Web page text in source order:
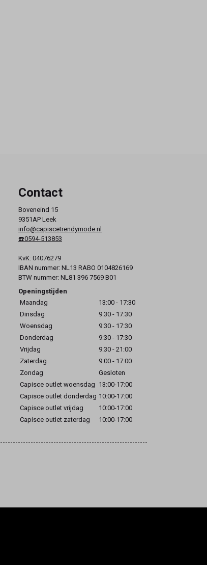
Contact
Boveneind 15
9351AP Leek
info@capiscetrendymode.nl
☎️0594-513853
KvK: 04076279
IBAN nummer: NL13 RABO 0104826169
BTW nummer: NL81 396 7569 B01
Openingstijden
Maandag
13:00 - 17:30
Dinsdag
9:30 - 17:30
Woensdag
9:30 - 17:30
Donderdag
9:30 - 17:30
Vrijdag
9:30 - 21:00
Zaterdag
9:00 - 17:00
Zondag
Gesloten
Capisce outlet woensdag 13:00-17:00
Capisce outlet donderdag 10:00-17:00
Capisce outlet vrijdag
10:00-17:00
Capisce outlet zaterdag
10:00-17:00